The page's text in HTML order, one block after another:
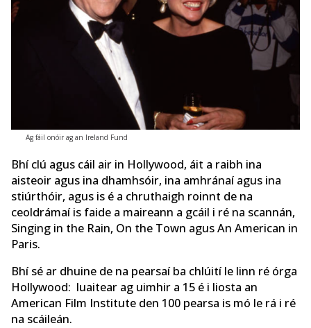
Ag fáil onóir ag an Ireland Fund
Bhí clú agus cáil air in Hollywood, áit a raibh ina
aisteoir agus ina dhamhsóir, ina amhránaí agus ina
stiúrthóir, agus is é a chruthaigh roinnt de na
ceoldrámaí is faide a maireann a gcáil i ré na scannán,
Singing in the Rain, On the Town agus An American in
Paris.
Bhí sé ar dhuine de na pearsaí ba chlúití le linn ré órga
Hollywood: luaitear ag uimhir a 15 é i liosta an
American Film Institute den 100 pearsa is mó le rá i ré
na scáileán.